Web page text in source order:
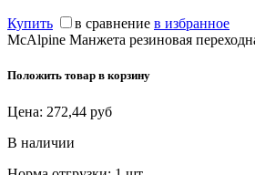
Купить в сравнение в избранное
McAlpine Манжета резиновая
Положить товар в корзину
Цена: 272,44 руб
В наличии